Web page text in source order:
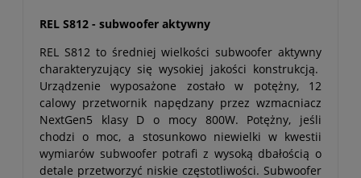
REL S812 - subwoofer aktywny
REL S812 to średniej wielkości subwoofer aktywny
charakteryzujący się wysokiej jakości konstrukcją.
Urządzenie wyposażone zostało w potężny, 12
calowy przetwornik napędzany przez wzmacniacz
NextGen5 klasy D o mocy 800W. Potężny, jeśli
chodzi o moc, a stosunkowo niewielki w kwestii
wymiarów subwoofer potrafi z wysoką dbałością o
detale przetworzyć niskie częstotliwości. Subwoofer